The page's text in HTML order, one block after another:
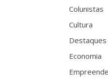
Colunistas
Cultura
Destaques
Economia